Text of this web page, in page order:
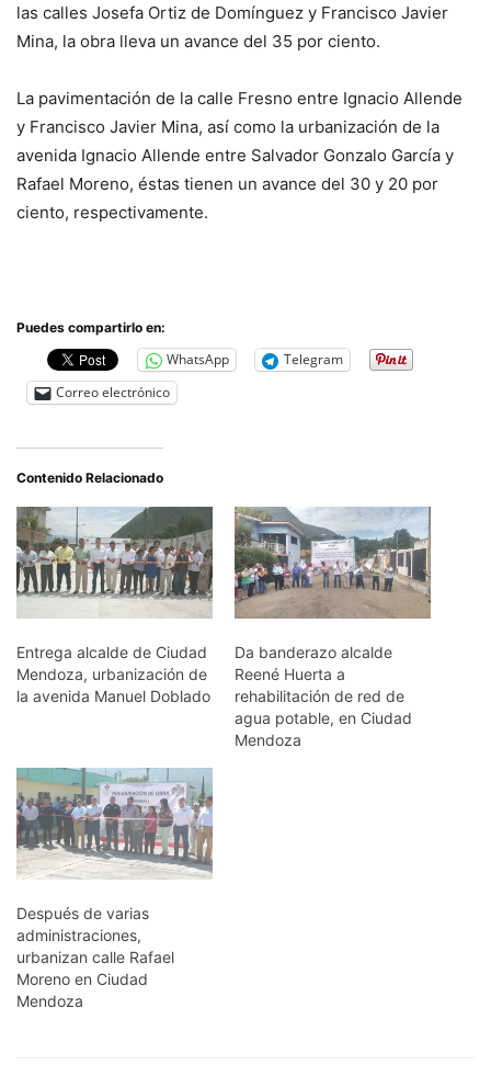
las calles Josefa Ortiz de Domínguez y Francisco Javier
Mina, la obra lleva un avance del 35 por ciento.
La pavimentación de la calle Fresno entre Ignacio Allende
y Francisco Javier Mina, así como la urbanización de la
avenida Ignacio Allende entre Salvador Gonzalo García y
Rafael Moreno, éstas tienen un avance del 30 y 20 por
ciento, respectivamente.
Puedes compartirlo en:
WhatsApp
Telegram
Correo electrónico
Contenido Relacionado
Entrega alcalde de Ciudad
Mendoza, urbanización de
la avenida Manuel Doblado
Da banderazo alcalde
Reené Huerta a
rehabilitación de red de
agua potable, en Ciudad
Mendoza
Después de varias
administraciones,
urbanizan calle Rafael
Moreno en Ciudad
Mendoza